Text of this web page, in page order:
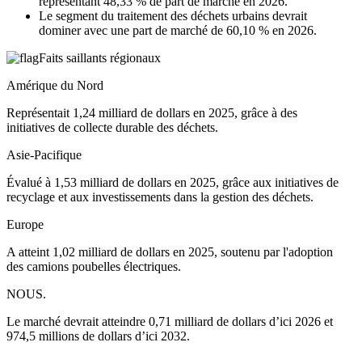
Le segment du traitement des déchets urbains devrait
dominer avec une part de marché de 60,10 % en 2026.
Faits saillants régionaux
Amérique du Nord
Représentait 1,24 milliard de dollars en 2025, grâce à des
initiatives de collecte durable des déchets.
Asie-Pacifique
Évalué à 1,53 milliard de dollars en 2025, grâce aux initiatives de
recyclage et aux investissements dans la gestion des déchets.
Europe
A atteint 1,02 milliard de dollars en 2025, soutenu par l'adoption
des camions poubelles électriques.
NOUS.
Le marché devrait atteindre 0,71 milliard de dollars d’ici 2026 et
974,5 millions de dollars d’ici 2032.